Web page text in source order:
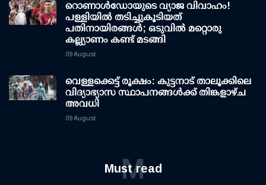
റൊണാള്‍ഡോയുടെ വ്യാജ വിവാഹം!
പള്ളിയില്‍ തടിച്ചുകൂടിയത്
പതിനായിരങ്ങള്‍; ഒടുവില്‍ മറ്റൊരു
കല്ല്യാണം കണ്ട് മടങ്ങി
09 August
വെള്ളക്കെട്ട് രൂക്ഷം: കുട്ടനാട് താലൂക്കിലെ
വിദ്യാഭ്യാസ സ്ഥാപനങ്ങള്‍ക്ക് തിങ്കളാഴ്ച
അവധി
09 August
Must read
M